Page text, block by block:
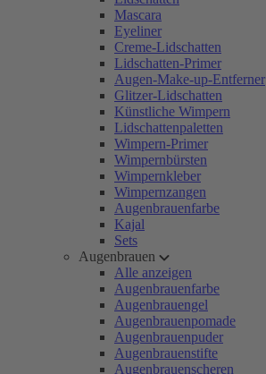
Mascara
Eyeliner
Creme-Lidschatten
Lidschatten-Primer
Augen-Make-up-Entferner
Glitzer-Lidschatten
Künstliche Wimpern
Lidschattenpaletten
Wimpern-Primer
Wimpernbürsten
Wimpernkleber
Wimpernzangen
Augenbrauenfarbe
Kajal
Sets
Augenbrauen
Alle anzeigen
Augenbrauenfarbe
Augenbrauengel
Augenbrauenpomade
Augenbrauenpuder
Augenbrauenstifte
Augenbrauenscheren